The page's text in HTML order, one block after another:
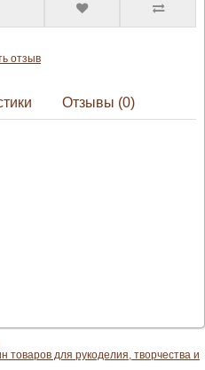
отзыв
Отзывы (0)
товаров для рукоделия, творчества и